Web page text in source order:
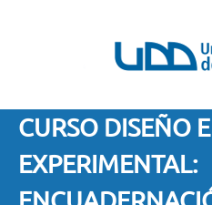
CURSO DISEÑO
EXPERIMENTAL: